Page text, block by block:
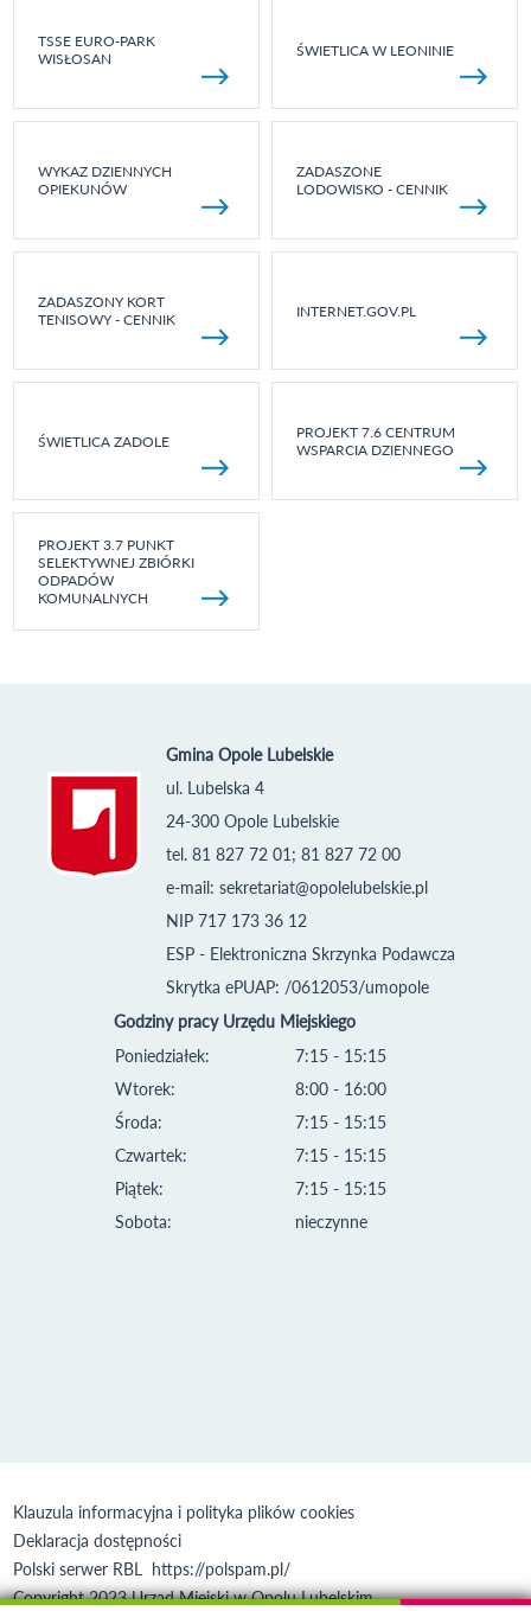
TSSE EURO-PARK
WISŁOSAN
ŚWIETLICA W LEONINIE
WYKAZ DZIENNYCH
OPIEKUNÓW
ZADASZONE
LODOWISKO - CENNIK
ZADASZONY KORT
TENISOWY - CENNIK
INTERNET.GOV.PL
ŚWIETLICA ZADOLE
PROJEKT 7.6 CENTRUM
WSPARCIA DZIENNEGO
PROJEKT 3.7 PUNKT
SELEKTYWNEJ ZBIÓRKI
ODPADÓW
KOMUNALNYCH
Gmina Opole Lubelskie
ul. Lubelska 4
24-300 Opole Lubelskie
tel. 81 827 72 01; 81 827 72 00
e-mail: sekretariat@opolelubelskie.pl
NIP 717 173 36 12
ESP - Elektroniczna Skrzynka Podawcza
Skrytka ePUAP: /0612053/umopole
Godziny pracy Urzędu Miejskiego
Poniedziałek:
Wtorek:
Środa:
Czwartek:
Piątek:
Sobota:
7:15 - 15:15
8:00 - 16:00
7:15 - 15:15
7:15 - 15:15
7:15 - 15:15
nieczynne
Klauzula informacyjna i polityka plików cookies
Deklaracja dostępności
Polski serwer RBL https://polspam.pl/
Copyright 2023 Urząd Miejski w Opolu Lubelskim